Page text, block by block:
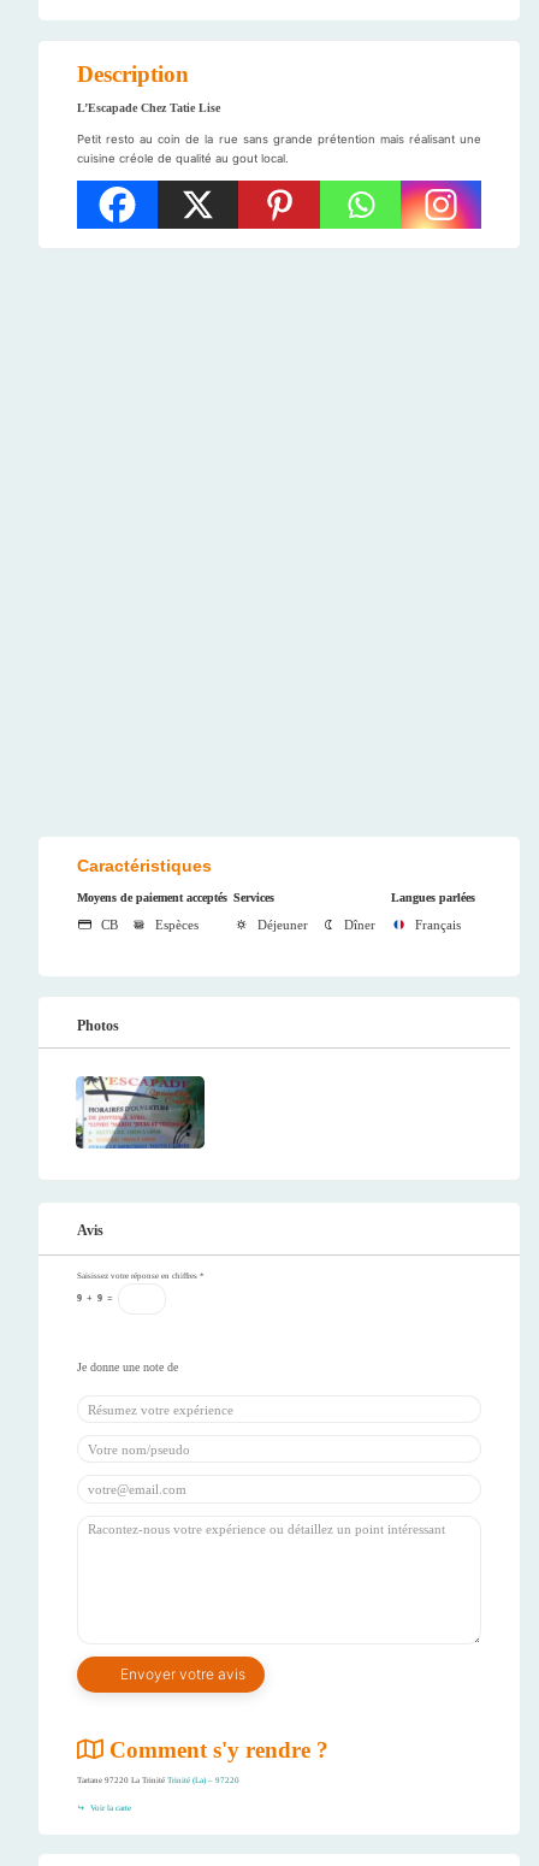
Description
L’Escapade Chez Tatie Lise
Petit resto au coin de la rue sans grande prétention mais réalisant une
cuisine créole de qualité au gout local.
Caractéristiques
Moyens de paiement acceptés
CB Espèces
Services
Déjeuner Dîner
Langues parlées
Français
Photos
Avis
Saisissez votre réponse en chiffres *
9 + 9 =
Comment s'y rendre ?
Tartane 97220 La Trinité Trinité (La) – 97220
Voir la carte